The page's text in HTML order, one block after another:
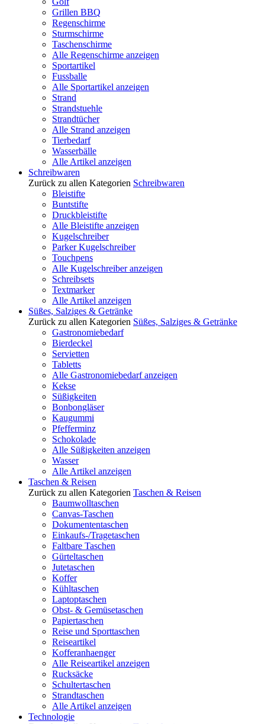
Grillen BBQ
Regenschirme
Sturmschirme
Taschenschirme
Alle Regenschirme anzeigen
Sportartikel
Fussballe
Alle Sportartikel anzeigen
Strand
Strandstuehle
Strandtücher
Alle Strand anzeigen
Tierbedarf
Wasserbälle
Alle Artikel anzeigen
Schreibwaren
Zurück zu allen Kategorien Schreibwaren
Bleistifte
Buntstifte
Druckbleistifte
Alle Bleistifte anzeigen
Kugelschreiber
Parker Kugelschreiber
Touchpens
Alle Kugelschreiber anzeigen
Schreibsets
Textmarker
Alle Artikel anzeigen
Süßes, Salziges & Getränke
Zurück zu allen Kategorien Süßes, Salziges & Getränke
Gastronomiebedarf
Bierdeckel
Servietten
Tabletts
Alle Gastronomiebedarf anzeigen
Kekse
Süßigkeiten
Bonbongläser
Kaugummi
Pfefferminz
Schokolade
Alle Süßigkeiten anzeigen
Wasser
Alle Artikel anzeigen
Taschen & Reisen
Zurück zu allen Kategorien Taschen & Reisen
Baumwolltaschen
Canvas-Taschen
Dokumententaschen
Einkaufs-/Tragetaschen
Faltbare Taschen
Gürteltaschen
Jutetaschen
Koffer
Kühltaschen
Laptoptaschen
Obst- & Gemüsetaschen
Papiertaschen
Reise und Sporttaschen
Reiseartikel
Kofferanhaenger
Alle Reiseartikel anzeigen
Rucksäcke
Schultertaschen
Strandtaschen
Alle Artikel anzeigen
Technologie